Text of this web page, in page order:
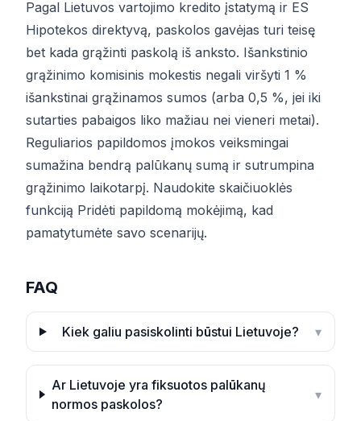
Pagal Lietuvos vartojimo kredito įstatymą ir ES
Hipotekos direktyvą, paskolos gavėjas turi teisę
bet kada grąžinti paskolą iš anksto. Išankstinio
grąžinimo komisinis mokestis negali viršyti 1 %
išankstinai grąžinamos sumos (arba 0,5 %, jei iki
sutarties pabaigos liko mažiau nei vieneri metai).
Reguliarios papildomos įmokos veiksmingai
sumažina bendrą palūkanų sumą ir sutrumpina
grąžinimo laikotarpį. Naudokite skaičiuoklės
funkciją Pridėti papildomą mokėjimą, kad
pamatytumėte savo scenarijų.
FAQ
Kiek galiu pasiskolinti būstui Lietuvoje? ▾
Ar Lietuvoje yra fiksuotos palūkanų
normos paskolos?
▾